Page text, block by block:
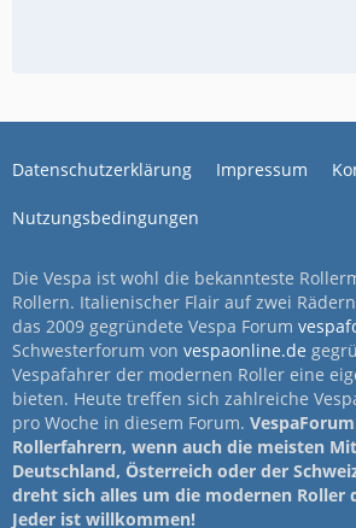
Datenschutzerklärung Impressum
Nutzungsbedingungen
Die Vespa ist wohl die bekannteste
Rollern. Italienischer Flair auf zwei
das 2009 gegründete Vespa Forum
Schwesterforum von vespaonline.de
Vespafahrer der modernen Roller eine
bieten. Heute treffen sich zahlreiche
pro Woche in diesem Forum.
Rollerfahrern, wenn auch die meisten
Deutschland, Österreich oder der
dreht sich alles um die modernen Roller
Jeder ist willkommen!